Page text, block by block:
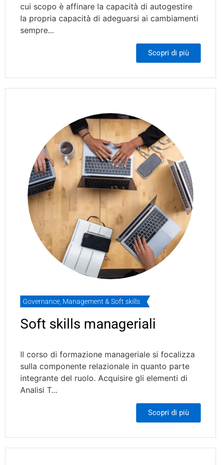
cui scopo è affinare la capacità di autogestire
la propria capacità di adeguarsi ai cambiamenti
sempre...
Scopri di più
Governance Management & Soft skills
Soft skills manageriali
Il corso di formazione manageriale si focalizza
sulla componente relazionale in quanto parte
integrante del ruolo. Acquisire gli elementi di
Analisi T...
Scopri di più